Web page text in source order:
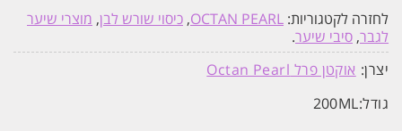
לחזרה לקטגוריות: OCTAN PEARL
, כיסוי שורש לבן, מוצרי שיער
לגבר, סיבי שיער.
יצרן: אוקטן פרל Octan Pearl
גודל:200ML